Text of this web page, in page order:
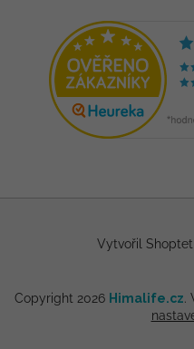
Vytvořil Shoptet
Copyright 2026 Himalife.cz.